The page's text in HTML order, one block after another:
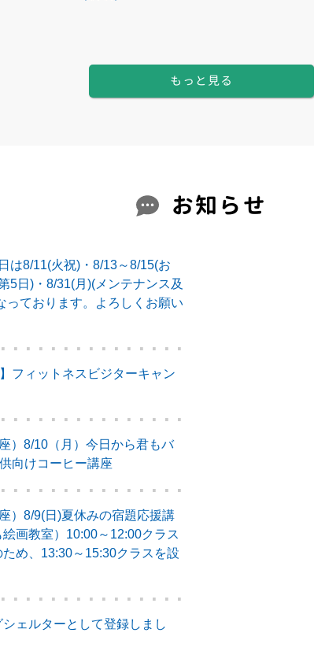
もっと見る
お知らせ
は8/11(火祝)・8/13～8/15(お
5日)・8/31(月)(メンテナンス及
っております。よろしくお願い
】フィットネスビジターキャン
座）8/10（月）今日から君もバ
向けコーヒー講座
）8/9(日)夏休みの宿題応援講
絵画教室）10:00～12:00クラス
め、13:30～15:30クラスを設
シェルターとして登録しまし